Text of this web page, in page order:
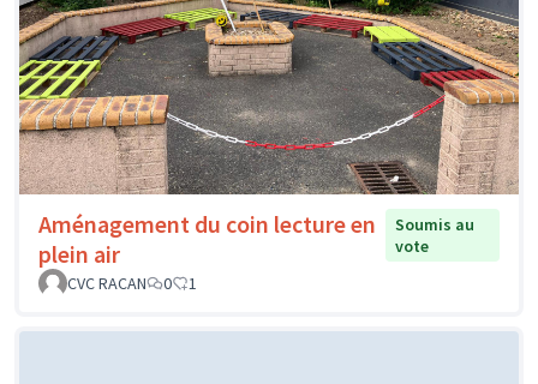
Aménagement du coin lecture en
plein air
Soumis au
vote
CVC RACAN
0 1